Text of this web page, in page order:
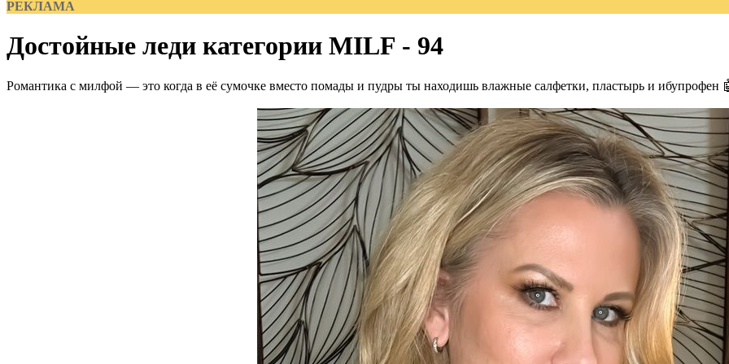
РЕКЛАМА
Достойные леди категории MILF - 94
Романтика с милфой — это когда в её сумочке вместо помады и пудры ты находишь влажные салфетки, пластырь и ибупрофен